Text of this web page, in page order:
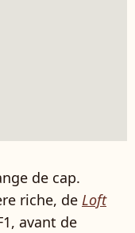
de cap.
riche, de Loft
avant de